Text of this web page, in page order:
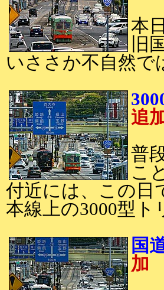
本
旧
いささか不自然で
追
普
こ
付近には、この日
本線上の3000型
国
加